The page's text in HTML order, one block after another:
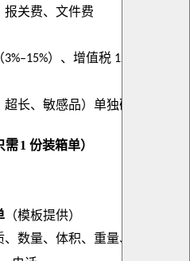
报关费、文件费
3%–15%） 、增值税 12%
长、敏感品）单独确认
需1 份装箱单）
（模板提供）
数量、体积、重量、货值、